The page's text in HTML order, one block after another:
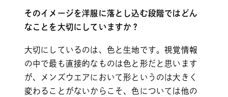
そのイメージを洋服に落とし込む段階ではどん
なことを大切にしていますか？
大切にしているのは、色と生地です。視覚情報
の中で最も直接的なものは色と形だと思います
が、メンズウエアにおいて形というのは大きく
変わることがないからこそ、色については他の